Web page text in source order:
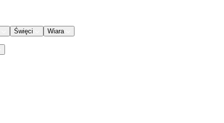
Święci Wiara